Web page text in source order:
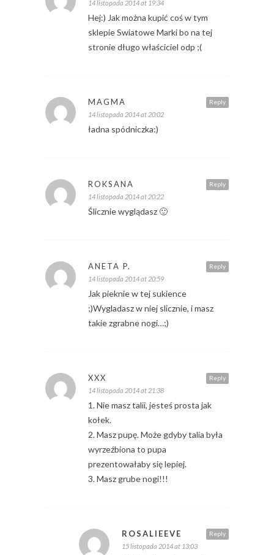
14 listopada 2014 at 19:34
Hej:) Jak można kupić coś w tym
sklepie Swiatowe Marki bo na tej
stronie długo właściciel odp ;(
Reply
MAGMA
14 listopada 2014 at 20:02
ładna spódniczka:)
Reply
ROKSANA
14 listopada 2014 at 20:22
Ślicznie wyglądasz 🙂
Reply
ANETA P.
14 listopada 2014 at 20:59
Jak pieknie w tej sukience
;)Wygladasz w niej slicznie, i masz
takie zgrabne nogi…;)
Reply
XXX
14 listopada 2014 at 21:38
1. Nie masz talii, jesteś prosta jak
kołek.
2. Masz pupę. Może gdyby talia była
wyrzeźbiona to pupa
prezentowałaby się lepiej.
3. Masz grube nogi!!!
Reply
ROSALIEEVE
15 listopada 2014 at 13:03